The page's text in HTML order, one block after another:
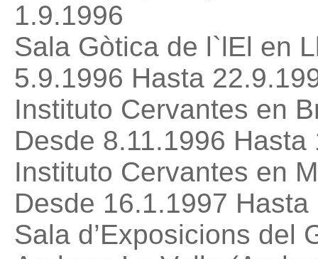
1.9.1996
Sala Gòtica de l`lEl en
5.9.1996 Hasta
Instituto Cervantes en
Desde 8.11.1996 Hasta
Instituto Cervantes en
Desde 16.1.1997
Sala d’Exposicions del